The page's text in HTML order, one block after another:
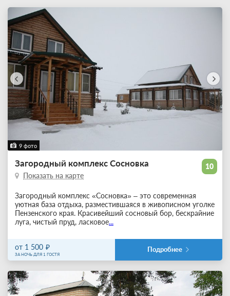
9 фото
10
Загородный комплекс Сосновка
Показать на карте
Загородный комплекс «Сосновка» – это современная
уютная база отдыха, разместившаяся в живописном уголке
Пензенского края. Красивейший сосновый бор, бескрайние
луга, чистый пруд, ласковое...
от 1 500
ЗА НОЧЬ ДЛЯ 1 ГОСТЯ
Подробнее